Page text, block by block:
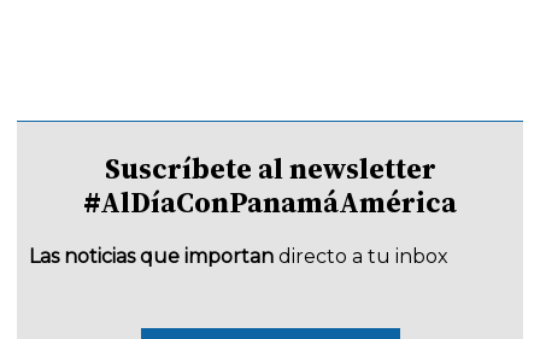
Suscríbete al newsletter
#AlDíaConPanamáAmérica
Las noticias que importan directo a tu inbox